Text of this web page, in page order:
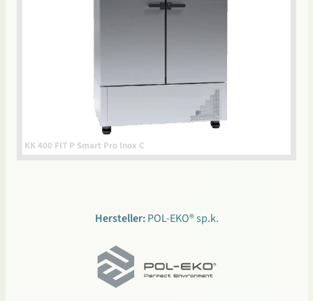
KK 400 FIT P Smart Pro Inox C
Hersteller: POL-EKO® sp.k.